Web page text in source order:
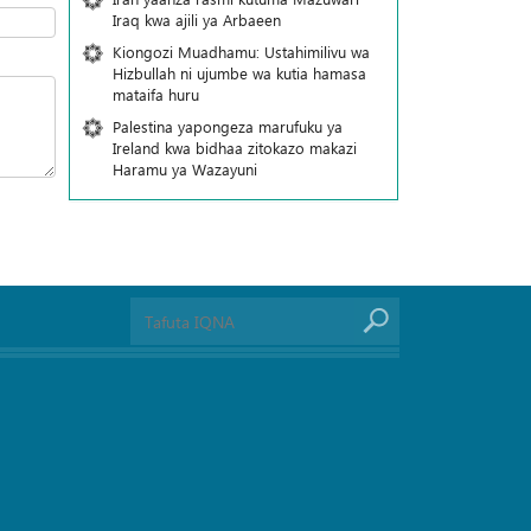
Iraq kwa ajili ya Arbaeen
Kiongozi Muadhamu: Ustahimilivu wa
Hizbullah ni ujumbe wa kutia hamasa
mataifa huru
Palestina yapongeza marufuku ya
Ireland kwa bidhaa zitokazo makazi
Haramu ya Wazayuni